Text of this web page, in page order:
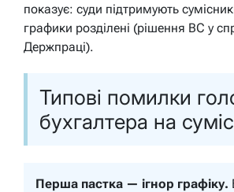
показує: суди підтримують
графики розділені (рішення ВС у
Держпраці).
Типові помилки
бухгалтера на
Перша пастка — ігнор графіку.